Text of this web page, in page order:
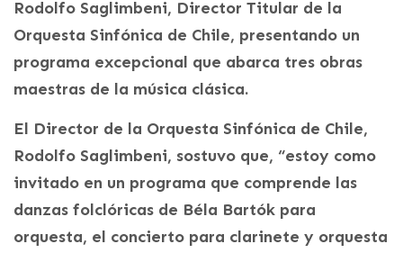
Rodolfo Saglimbeni, Director Titular de la
Orquesta Sinfónica de Chile, presentando un
programa excepcional que abarca tres obras
maestras de la música clásica.
El Director de la Orquesta Sinfónica de Chile,
Rodolfo Saglimbeni, sostuvo que, “estoy como
invitado en un programa que comprende las
danzas folclóricas de Béla Bartók para
orquesta, el concierto para clarinete y orquesta